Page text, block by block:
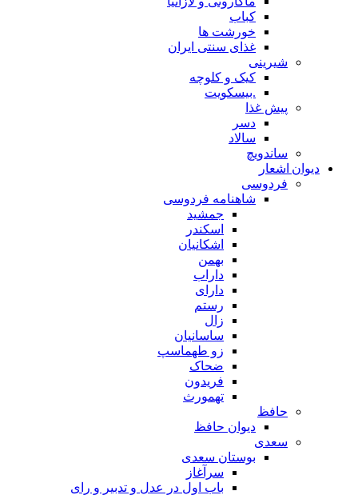
کباب
خورشت ها
غذای سنتی ایران
شیرینی
کیک و کلوچه
.بیسکویت
پیش غذا
دسر
سالاد
ساندویچ
دیوان اشعار
فردوسی
شاهنامه فردوسی
جمشید
اسکندر
اشکانیان
بهمن
داراب
دارای
رستم
زال
ساسانیان
زو طهماسپ‏
ضحاک
فریدون
تهمورث
حافظ
دیوان حافظ
سعدی
بوستان سعدی
سرآغاز
باب اول در عدل و تدبیر و رای